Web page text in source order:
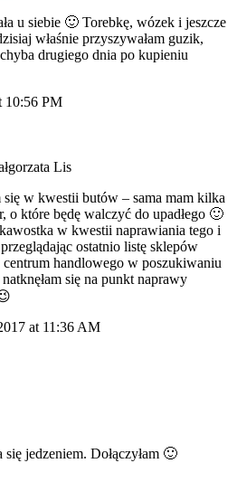
u siebie 🙂 Torebkę, wózek i jeszcze
właśnie przyszywałam guzik,
drugiego dnia po kupieniu
10:56 PM
Lis
się w kwestii butów – sama mam kilka
o które będę walczyć do upadłego 🙂
w kwestii naprawiania tego i
ostatnio listę sklepów
centrum handlowego w poszukiwaniu
się na punkt naprawy
at 11:36 AM
jedzeniem. Dołączyłam 🙂